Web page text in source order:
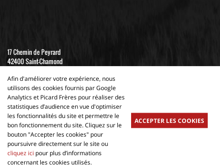
17 Chemin de Peyrard
42400 Saint-Chamond
04 77 22 19 91
Nouvelle Société PICARD FRERES SARL - CAPITAL 100 000 €
SIRET 533 858 908 00015 - APE 4661 Z - R.C. ST ETIENNE 2011 B 01049
Conception et réalisation :
Afin d'améliorer votre expérience, nous
utilisons des cookies fournis par Google
Analytics et Picard Frères pour réaliser des
statistiques d’audience en vue d'optimiser
les fonctionnalités du site et permettre le
bon fonctionnement du site. Cliquez sur le
bouton "Accepter les cookies" pour
poursuivre directement sur le site ou
cliquez ici pour plus d’informations
concernant les cookies utilisés.
ACCEPTER LES COOKIES